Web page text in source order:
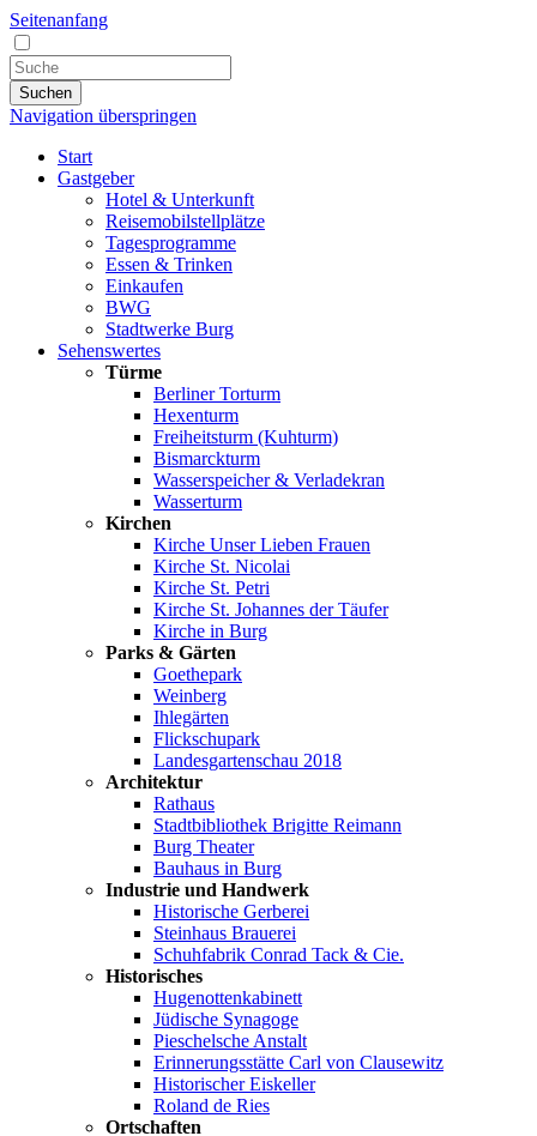
Seitenanfang
Suchen
Navigation überspringen
Start
Gastgeber
Hotel & Unterkunft
Reisemobilstellplätze
Tagesprogramme
Essen & Trinken
Einkaufen
BWG
Stadtwerke Burg
Sehenswertes
Türme
Berliner Torturm
Hexenturm
Freiheitsturm (Kuhturm)
Bismarckturm
Wasserspeicher & Verladekran
Wasserturm
Kirchen
Kirche Unser Lieben Frauen
Kirche St. Nicolai
Kirche St. Petri
Kirche St. Johannes der Täufer
Kirche in Burg
Parks & Gärten
Goethepark
Weinberg
Ihlegärten
Flickschupark
Landesgartenschau 2018
Architektur
Rathaus
Stadtbibliothek Brigitte Reimann
Burg Theater
Bauhaus in Burg
Industrie und Handwerk
Historische Gerberei
Steinhaus Brauerei
Schuhfabrik Conrad Tack & Cie.
Historisches
Hugenottenkabinett
Jüdische Synagoge
Pieschelsche Anstalt
Erinnerungsstätte Carl von Clausewitz
Historischer Eiskeller
Roland de Ries
Ortschaften